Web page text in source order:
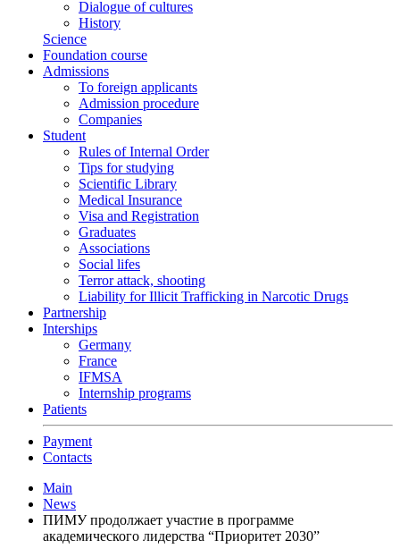
Dialogue of cultures
History
Science
Foundation course
Admissions
To foreign applicants
Admission procedure
Companies
Student
Rules of Internal Order
Tips for studying
Scientific Library
Medical Insurance
Visa and Registration
Graduates
Associations
Social lifes
Terror attack, shooting
Liability for Illicit Trafficking in Narcotic Drugs
Partnership
Interships
Germany
France
IFMSA
Internship programs
Patients
Payment
Contacts
Main
News
ПИМУ продолжает участие в программе
академического лидерства “Приоритет 2030”